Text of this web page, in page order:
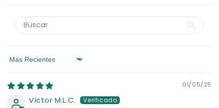
Sort by
01/05/25
Víctor M.L.C.